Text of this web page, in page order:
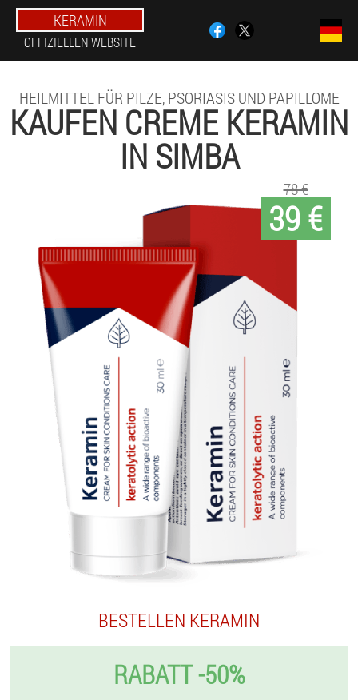
KERAMIN
OFFIZIELLEN WEBSITE
HEILMITTEL FÜR PILZE, PSORIASIS UND PAPILLOME
KAUFEN CREME KERAMIN
IN SIMBA
39 €
78 €
BESTELLEN KERAMIN
RABATT -50%